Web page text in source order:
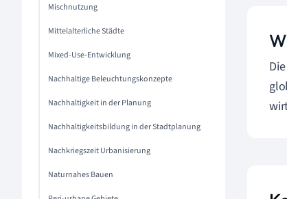
Mischnutzung
Mittelalterliche Städte
Mixed-Use-Entwicklung
Nachhaltige Beleuchtungskonzepte
Nachhaltigkeit in der Planung
Nachhaltigkeitsbildung in der Stadtplanung
Nachkriegszeit Urbanisierung
Naturnahes Bauen